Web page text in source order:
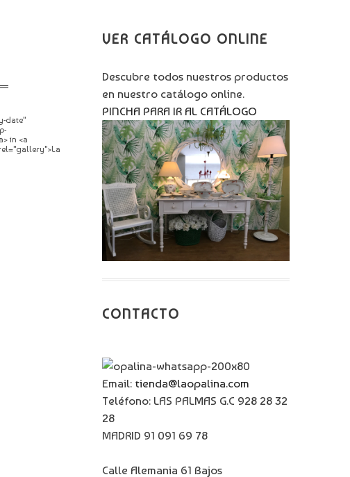
date"
in <a
VER CATÁLOGO ONLINE
Descubre todos nuestros productos
en nuestro catálogo online.
PINCHA PARA IR AL CATÁLOGO
CONTACTO
Email: tienda@laopalina.com
Teléfono: LAS PALMAS G.C 928 28 32
28
MADRID 91 091 69 78
Calle Alemania 61 Bajos